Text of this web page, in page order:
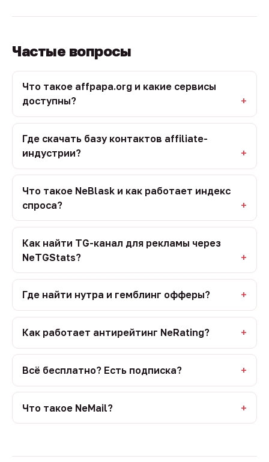
Частые вопросы
Что такое affpapa.org и какие сервисы
доступны?
Где скачать базу контактов affiliate-
индустрии?
Что такое NeBlask и как работает индекс
спроса?
Как найти TG-канал для рекламы через
NeTGStats?
Где найти нутра и гемблинг офферы?
Как работает антирейтинг NeRating?
Всё бесплатно? Есть подписка?
Что такое NeMail?